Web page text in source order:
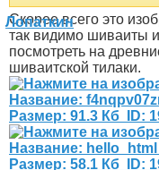
Скорее всего это
так видимо шиваиты
посмотреть на
шиваитской тилаки.